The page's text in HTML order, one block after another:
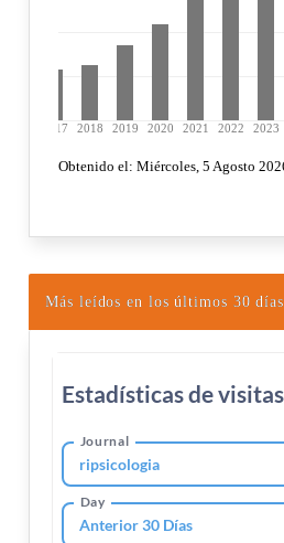
Más leídos en los últimos 30 días